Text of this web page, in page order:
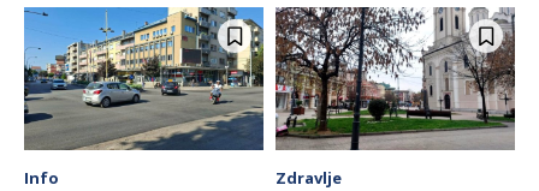
Info Zdravlje